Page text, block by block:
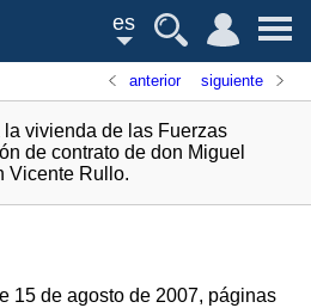
es
anterior siguiente
vivienda de las Fuerzas
de contrato de don Miguel
Vicente Rullo.
15 de agosto de 2007, páginas